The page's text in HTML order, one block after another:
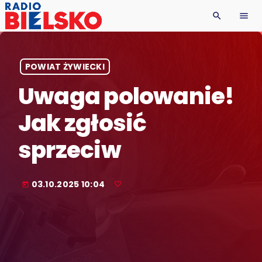
search menu
POWIAT ŻYWIECKI
Uwaga polowanie!
Jak zgłosić
sprzeciw
today 03.10.2025 10:04